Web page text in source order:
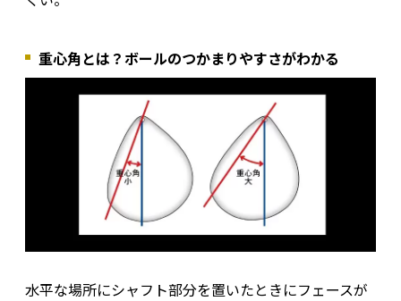
重心角とは？ボールのつかまりやすさがわかる
水平な場所にシャフト部分を置いたときにフェースが